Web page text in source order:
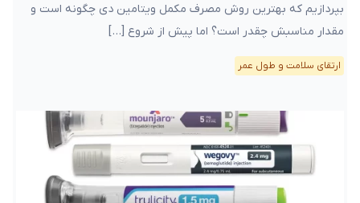
بپردازیم که بهترین روش مصرف مکمل ویتامین دی چگونه است و
مقدار مناسبش چقدر است؟ اما پیش از شروع […]
ارتقای سلامت و طول عمر